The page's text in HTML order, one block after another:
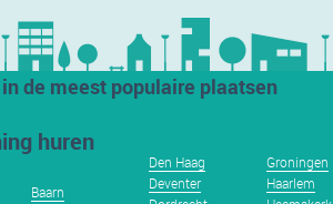
de meest populaire plaatsen
huren
Baarn
Den Haag
Deventer
Groningen
Haarlem